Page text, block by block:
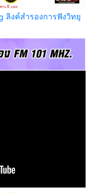
ลิงค์สำรองการฟังวิทยุ